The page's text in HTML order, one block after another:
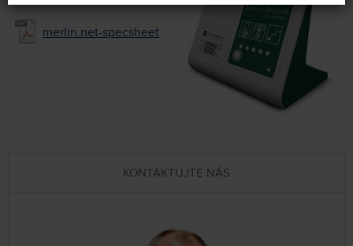
merlin.net-specsheet
KONTAKTUJTE NÁS